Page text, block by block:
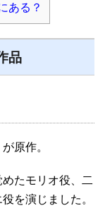
ある？
品
原作。
たモリオ役、二
を演じました。